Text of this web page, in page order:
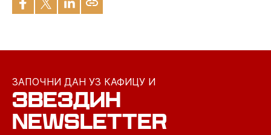
ЗАПОЧНИ ДАН УЗ КАФИЦУ И
ЗВЕЗДИН
NEWSLETTER